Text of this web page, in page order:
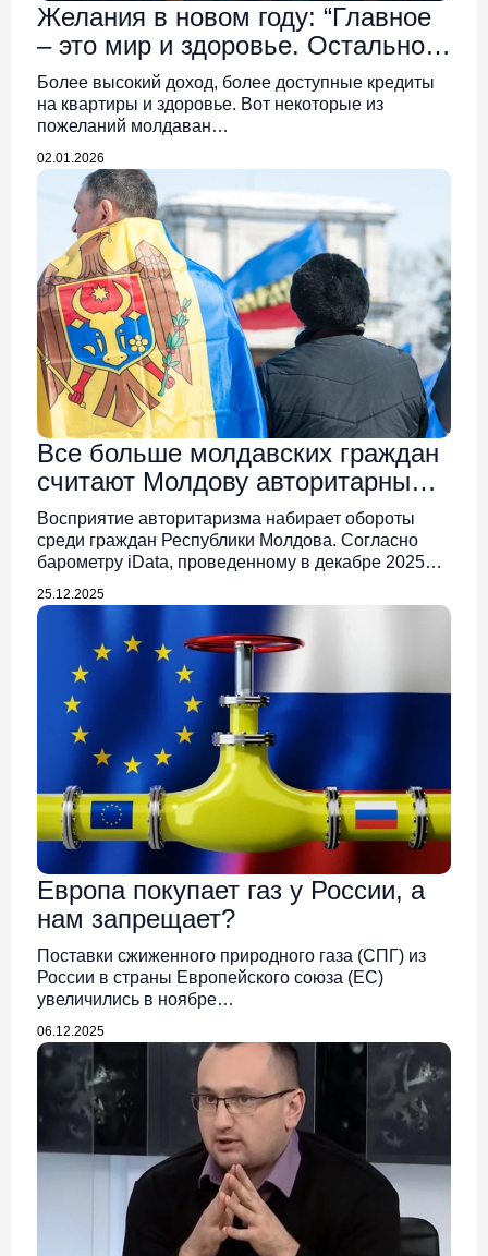
Желания в новом году: “Главное
– это мир и здоровье. Остальное
само собой уладится”
Более высокий доход, более доступные кредиты
на квартиры и здоровье. Вот некоторые из
пожеланий молдаван…
02.01.2026
Все больше молдавских граждан
считают Молдову авторитарным
обществом
Восприятие авторитаризма набирает обороты
среди граждан Республики Молдова. Согласно
барометру iData, проведенному в декабре 2025…
25.12.2025
Европа покупает газ у России, а
нам запрещает?
Поставки сжиженного природного газа (СПГ) из
России в страны Европейского союза (ЕС)
увеличились в ноябре…
06.12.2025